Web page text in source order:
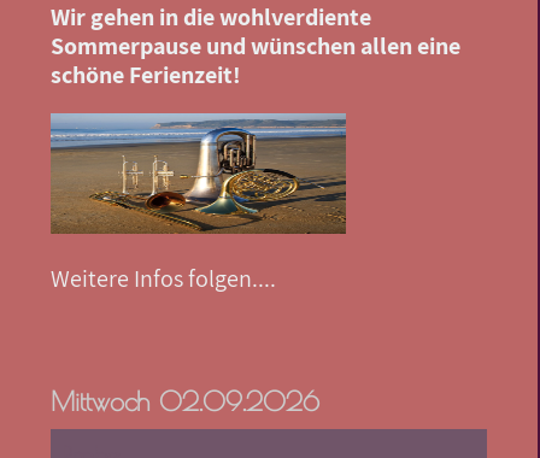
Wir gehen in die wohlverdiente
Sommerpause und wünschen allen eine
schöne Ferienzeit!
Weitere Infos folgen....
Mittwoch 02.09.2026